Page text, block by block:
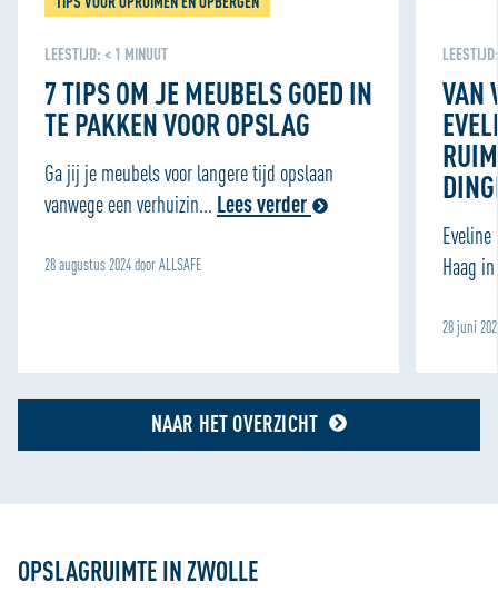
persoonlijke ervaring kunnen bieden. Voor meer
Cookie Policy
LEESTIJD: < 1 MINUUT
7 TIPS OM JE MEUBELS GOED IN
TE PAKKEN VOOR OPSLAG
Ga jij je meubels voor langere tijd opslaan
vanwege een verhuizin... Lees verder
28 augustus 2024 door ALLSAFE
VAN
Haag
28 juni
NAAR HET OVERZICHT
OPSLAGRUIMTE IN ZWOLLE